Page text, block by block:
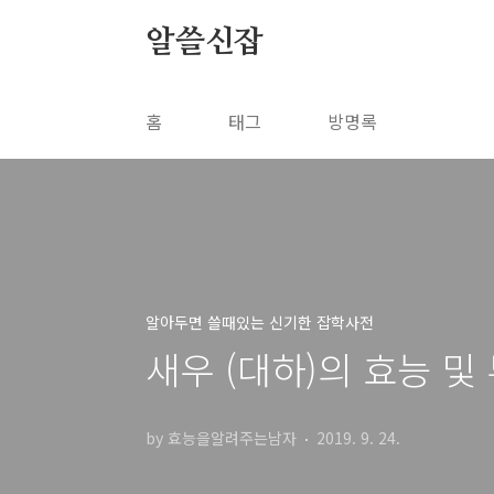
알쓸신잡
홈 태그 방명록
알아두면 쓸때있는 신기한 잡학사전
새우 (대하)의 효능 및
by 효능을알려주는남자 2019. 9. 24.